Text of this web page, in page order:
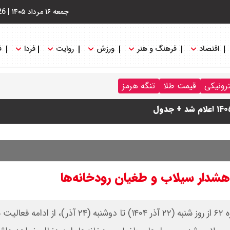
جمعه ۱۶ مرداد ۱۴۰۵ |
اقتصاد فرهنگ و هنر ورزش روایت فردا
قیمت طلا
تنگه هرمز
سیلاب و طغیان رودخانه‌ها
​سازمان هواشناسی کشور با صدور هشدار سطح نارنجی شماره ۶۲ از روز شنبه (۲۲ آذر ۱۴۰۴)